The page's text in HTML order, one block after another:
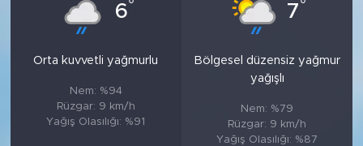
6°
Orta kuvvetli yağmurlu
Nem: %94
Rüzgar: 9 km/h
Yağış Olasılığı: %91
7°
Bölgesel düzensiz yağmur
yağışlı
Nem: %79
Rüzgar: 9 km/h
Yağış Olasılığı: %87